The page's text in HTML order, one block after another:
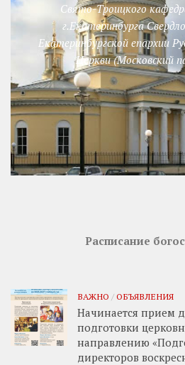
Свято-Троицкого
г.Екатеринбурга
Екатеринбургской епархии
Церкви (Московский
Расписание
ВАЖНО / ОБЪЯВЛЕНИЯ
Начинается прием
подготовки
направлению
директоров